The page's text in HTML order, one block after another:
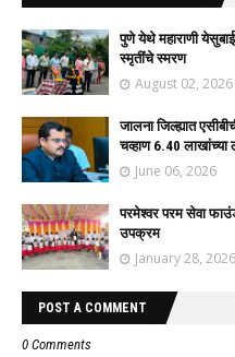
पुणे येथे महाराणी
स्मृतींचे स्मरण
August 02, 2026
जालना जिल्ह्यात
चव्हाण 6.40
June 06, 2026
परमेश्वर परम सेवा
उपक्रम
January 28, 2026
POST A COMMENT
0 Comments